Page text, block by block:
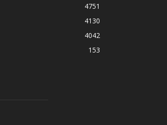
4751
4130
4042
153